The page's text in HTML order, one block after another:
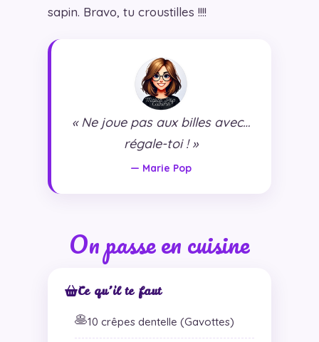
sapin. Bravo, tu croustilles !!!!
« Ne joue pas aux billes avec…
régale-toi ! »
— Marie Pop
On passe en cuisine
Ce qu’il te faut
🥞10 crêpes dentelle (Gavottes)